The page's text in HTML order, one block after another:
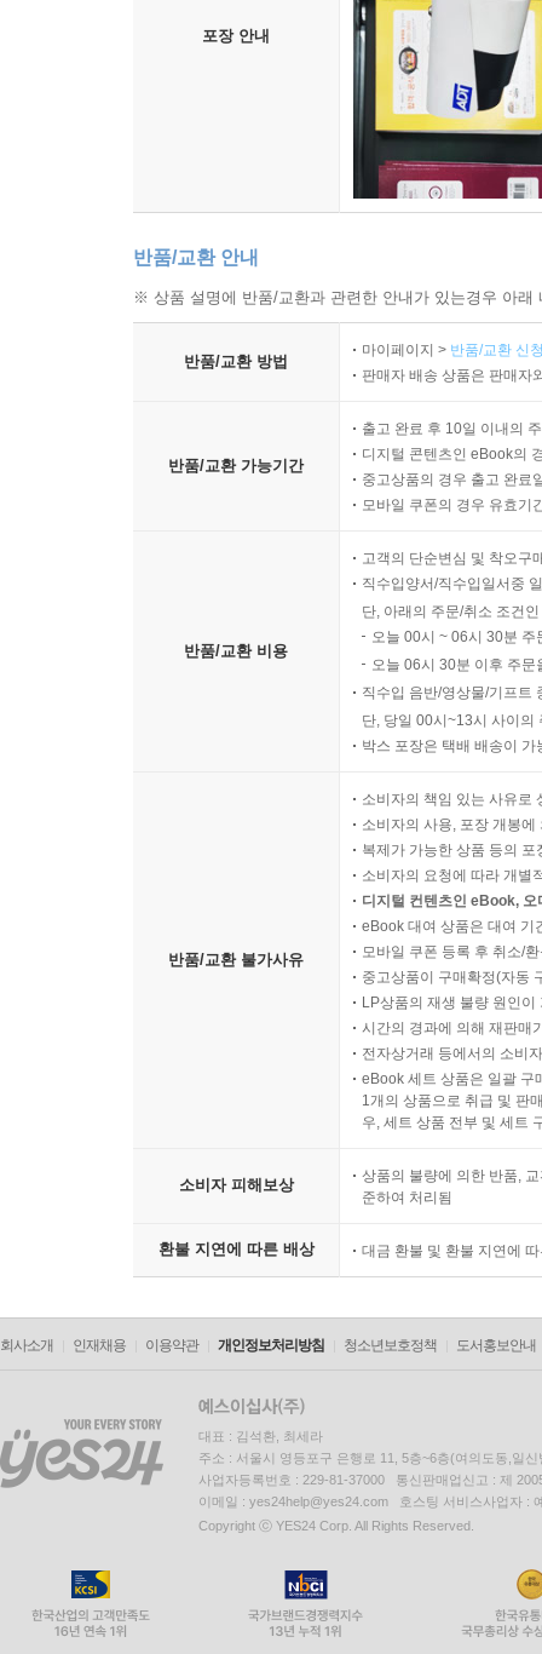
포장 안내
반품/교환 안내
※ 상품 설명에 반품/교환과 관련한 안내가 있는경우 아
반품/교환 방법
마이페이지 > 반품/교환 신
판매자 배송 상품은 판매자
반품/교환 가능기간
출고 완료 후 10일 이내의
디지털 콘텐츠인 eBook의
중고상품의 경우 출고 완료
모바일 쿠폰의 경우 유효기
반품/교환 비용
고객의 단순변심 및 착오구
직수입양서/직수입일서중
단, 아래의 주문/취소 조건
오늘 00시 ~ 06시 30분
오늘 06시 30분 이후 주
직수입 음반/영상물/기프트
단, 당일 00시~13시 사이의
박스 포장은 택배 배송이
반품/교환 불가사유
소비자의 책임 있는 사유로
소비자의 사용, 포장 개봉
복제가 가능한 상품 등의
소비자의 요청에 따라 개별
디지털 컨텐츠인 eBook,
eBook 대여 상품은 대여 기
모바일 쿠폰 등록 후 취소/
중고상품이 구매확정(자동
LP상품의 재생 불량 원인
시간의 경과에 의해 재판매
전자상거래 등에서의 소비
eBook 세트 상품은 일괄 구
1개의 상품으로 취급 및 판
우, 세트 상품 전부 및 세트
소비자 피해보상
상품의 불량에 의한 반품,
준하여 처리됨
환불 지연에 따른 배상 대금 환불 및 환불 지연에
회사소개 인재채용 이용약관 개인정보처리방침 청소년보호정책 도서홍보안내
대표 : 김석환, 최세라
주소 : 서울시 영등포구 은행로 11, 5층~6층(여의도동,일신
사업자등록번호 : 229-81-37000 통신판매업신고 : 제
이메일 : yes24help@yes24.com 호스팅 서비스사업자 :
Copyright ⓒ YES24 Corp. All Rights Reserved.